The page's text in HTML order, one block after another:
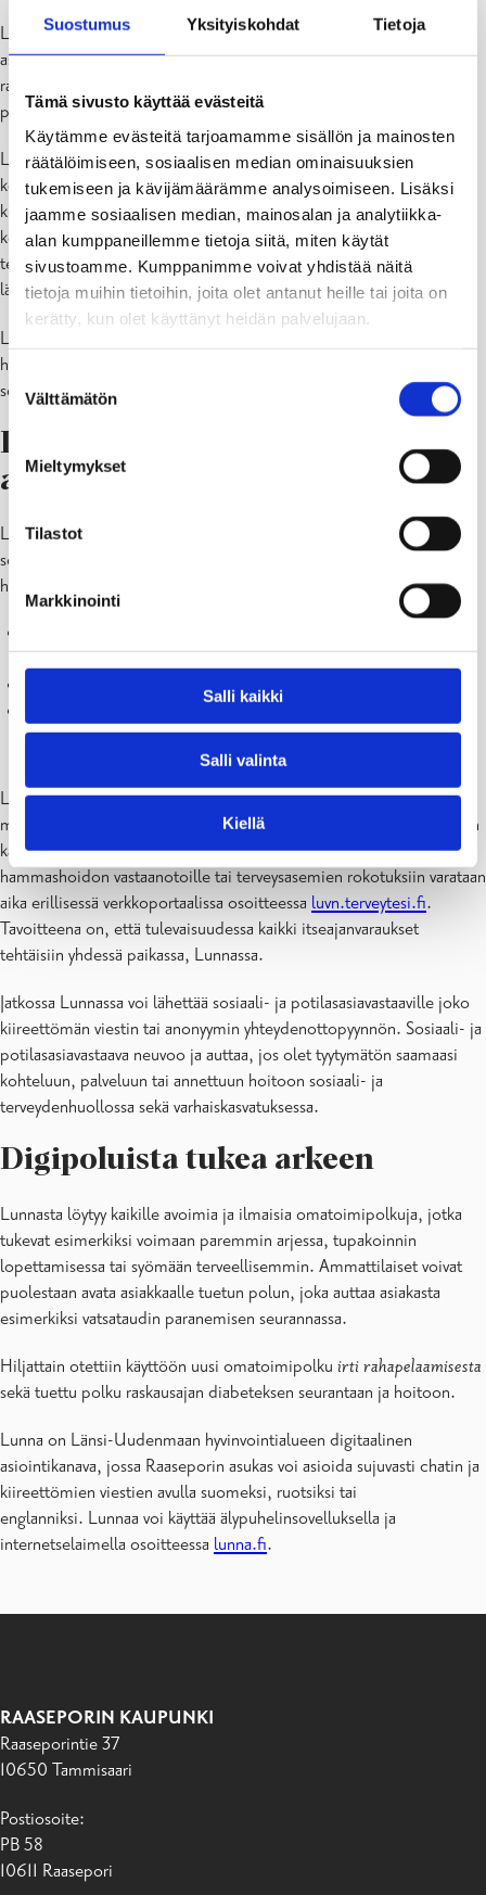
Suostumus Yksityiskohdat Tietoja
Tämä sivusto käyttää evästeitä
Käytämme evästeitä tarjoamamme sisällön ja mainosten
räätälöimiseen, sosiaalisen median ominaisuuksien
tukemiseen ja kävijämäärämme analysoimiseen. Lisäksi
jaamme sosiaalisen median, mainosalan ja analytiikka-
alan kumppaneillemme tietoja siitä, miten käytät
sivustoamme. Kumppanimme voivat yhdistää näitä
tietoja muihin tietoihin, joita olet antanut heille tai joita on
kerätty, kun olet käyttänyt heidän palvelujaan.
valinta
Välttämätön
Mieltymykset
Tilastot
Markkinointi
Salli kaikki
Salli valinta
Kiellä
Lunna on otettu Raaseporissa laajasti käyttöön: jo 42 % Raaseporin
asukkaista käyttää Lunnaa. Digitaalinen asiointi helpottaa
raaseporilaisten arkea, kun yhteyden omaan palveluun saa ilman
puhelua ja asioita voi hoitaa rauhassa silloin, kun se itselle sopii.
Lunnassa näkyy vain Länsi-Uudenmaan hyvinvointialueen palveluja
koskevia tietoja ja kirjauksia. Esimerkiksi HUSin palveluista tehdyt
kirjaukset näkyvät edelleen Maisassa. OmaKannasta voi katsoa
kootusti tietoja sekä julkisesta että yksityisestä sosiaali- ja
terveydenhuollosta. OmaKanta on myös helpoin tapa uusia
lääkereseptit.
Lunnassa on myös mahdollisuus perua aiempaa laajemmin
hyvinvointialueen eri palvelujen ajanvarauksia. Aikojen perumisessa
sovelletaan Länsi-Uudenmaan hyvinvointialueen
peruutusehtoja.
Lunnassa mahdollista varata
aikoja rajattuihin palveluihin
Lunnan itseajanvaraus on mahdollista rajatuissa palveluissa Lunna-
sovelluksessa ja Lunnan selainversiossa osoitteessa
hetkellä asiakas voi varata aikoja
fysioterapian ja aikuisten toimintaterapian ensikäynneille
tai kutsuntatarkastukseen.
Lunnassa itse varattavien aikojen valikoimaa laajennetaan
myöhemmin vaiheittain. Nyt siirtymävaiheessa itseajanvaraukseen on
käytössä myös muita digitaalisen asioinnin kanavia. Esimerkiksi
hammashoidon vastaanotoille tai terveysasemien rokotuksiin varataan
aika erillisessä verkkoportaalissa osoitteessa luvn.terveytesi.fi.
Tavoitteena on, että tulevaisuudessa kaikki itseajanvaraukset
tehtäisiin yhdessä paikassa, Lunnassa.
Jatkossa Lunnassa voi lähettää sosiaali- ja potilasasiavastaaville joko
kiireettömän viestin tai anonyymin yhteydenottopyynnön. Sosiaali- ja
potilasasiavastaava neuvoo ja auttaa, jos olet tyytymätön saamaasi
kohteluun, palveluun tai annettuun hoitoon sosiaali- ja
terveydenhuollossa sekä varhaiskasvatuksessa.
Digipoluista tukea arkeen
Lunnasta löytyy kaikille avoimia ja ilmaisia omatoimipolkuja, jotka
tukevat esimerkiksi voimaan paremmin arjessa, tupakoinnin
lopettamisessa tai syömään terveellisemmin. Ammattilaiset voivat
puolestaan avata asiakkaalle tuetun polun, joka auttaa asiakasta
esimerkiksi vatsataudin paranemisen seurannassa.
Hiljattain otettiin käyttöön uusi omatoimipolku irti rahapelaamisesta
sekä tuettu polku raskausajan diabeteksen seurantaan ja hoitoon.
Lunna on Länsi-Uudenmaan hyvinvointialueen digitaalinen
asiointikanava, jossa Raaseporin asukas voi asioida sujuvasti chatin ja
kiireettömien viestien avulla suomeksi, ruotsiksi tai
englanniksi. Lunnaa voi käyttää älypuhelinsovelluksella ja
internetselaimella osoitteessa lunna.fi.
RAASEPORIN KAUPUNKI
Raaseporintie 37
10650 Tammisaari
Postiosoite:
PB 58
10611 Raasepori